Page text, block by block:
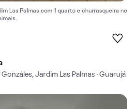
Las Palmas com 1 quarto e churrasqueira no
Jardim Las Palmas · Guarujá